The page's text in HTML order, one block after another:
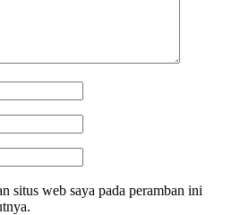
situs web saya pada peramban ini